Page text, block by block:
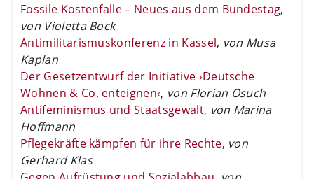
Fossile Kostenfalle – Neues aus dem Bundestag,
von Violetta Bock
Antimilitarismuskonferenz in Kassel, von Musa
Kaplan
Der Gesetzentwurf der Initiative ›Deutsche
Wohnen & Co. enteignen‹, von Florian Osuch
Antifeminismus und Staatsgewalt, von Marina
Hoffmann
Pflegekräfte kämpfen für ihre Rechte, von
Gerhard Klas